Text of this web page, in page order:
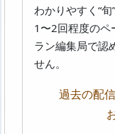
わかりやすく“
1〜2回程度のペ
ラン編集局で認
せん。
過去の配